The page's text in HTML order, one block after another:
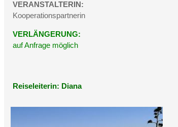
VERANSTALTERIN:
Kooperationspartnerin
VERLÄNGERUNG:
auf Anfrage möglich
Reiseleiterin: Diana